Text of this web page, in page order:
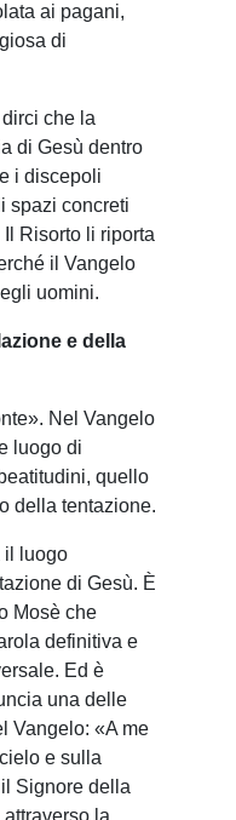
ai pagani,
di
che la
di Gesù dentro
i discepoli
spazi concreti
Risorto li riporta
il Vangelo
uomini.
e della
Nel Vangelo
luogo di
quello
della tentazione.
il luogo
di Gesù. È
Mosè che
definitiva e
Ed è
una delle
Vangelo: «A me
e sulla
Signore della